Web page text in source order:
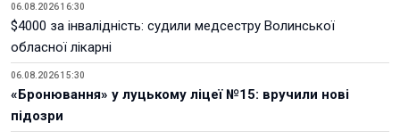
06.08.2026 16:30
$4000 за інвалідність: судили медсестру Волинської
обласної лікарні
06.08.2026 15:30
«Бронювання» у луцькому ліцеї №15: вручили нові
підозри